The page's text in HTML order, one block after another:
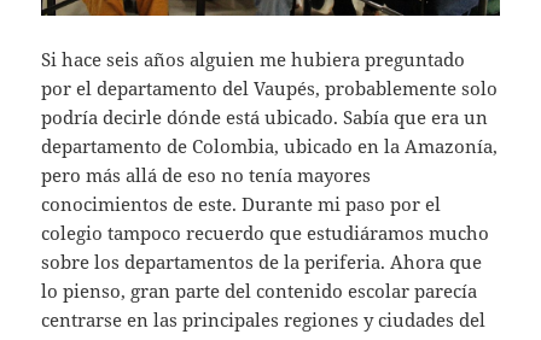
Si hace seis años alguien me hubiera preguntado
por el departamento del Vaupés, probablemente solo
podría decirle dónde está ubicado. Sabía que era un
departamento de Colombia, ubicado en la Amazonía,
pero más allá de eso no tenía mayores
conocimientos de este. Durante mi paso por el
colegio tampoco recuerdo que estudiáramos mucho
sobre los departamentos de la periferia. Ahora que
lo pienso, gran parte del contenido escolar parecía
centrarse en las principales regiones y ciudades del